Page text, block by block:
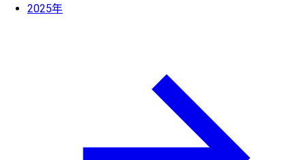
2025年